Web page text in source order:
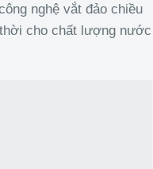
nghệ vắt đảo chiều
cho chất lượng nước